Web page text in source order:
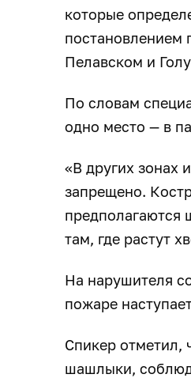
которые
постановлением
Пелавском и
По словам
одно место — в
«В других зонах
запрещено.
предполагаются
там, где растут
На нарушителя
пожаре
Спикер отметил,
шашлыки,